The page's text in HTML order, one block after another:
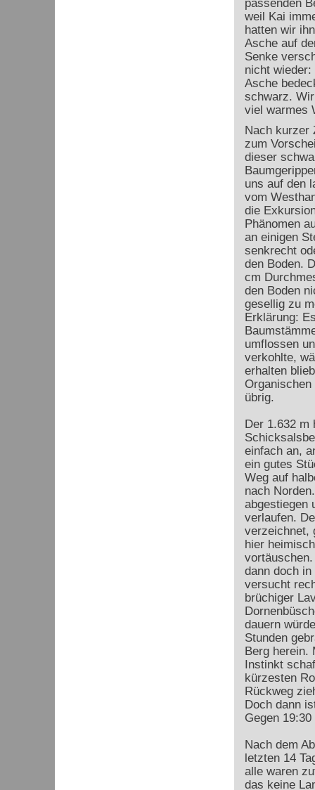
passenden
weil Kai
hatten wir
Asche auf
Senke
nicht
Asche
schwarz.
viel warmes
Nach kurzer
zum
dieser
uns auf den
vom
die
Phänomen
an einigen
senkrecht
den Boden.
cm
den Boden
gesellig zu
Erklärung:
umflossen
verkohlte,
erhalten
übrig.
Der 1.632 m
einfach an,
ein gutes
Weg auf
nach
abgestiegen
verlaufen.
verzeichnet,
hier
dann doch
versucht
brüchiger
dauern
Stunden
Berg herein.
Instinkt
kürzesten
Rückweg
Doch dann
Gegen
Nach dem
letzten 14
alle waren
das keine